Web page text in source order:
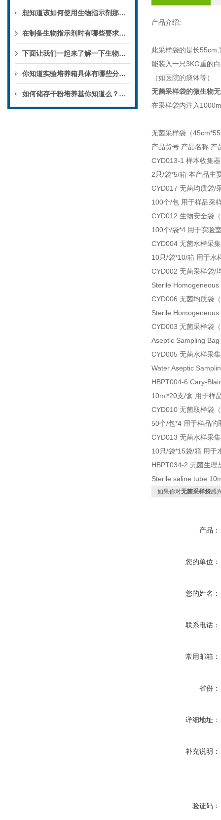
想知道该如何使用生物指示剂那就看看本篇吧
在制备生物指示剂时有哪些要求你知道么
下面让我们一起来了解一下生物指示剂的分类及应用吧
你知道实验培养箱具体有哪些分类么?
如何储存干粉培养基你知道么？一起来了解一下吧
产品介绍:
此采样袋的是长
能装入一只3KG重的
（如医院的痰钵等）
无菌采样袋的微生物
在采样袋内注入
无菌采样袋（
产品货号 产品名称 产
CYD013-1 样本收集
2只/袋*5/箱 本产品主
CYD017 无菌均质袋/
100个/包 用于样品采
CYD012 生物安全袋
100个/袋*4 用于实验
CYD004 无菌水样采
10只/袋*10/箱 用于水
CYD002 无菌采样袋/
Sterile
CYD006 无菌均质袋
Sterile
CYD003 无菌采样袋
Aseptic Sampling
CYD005 无菌水样采
Water Aseptic
HBPT004-6 Cary-
10ml*20支/盒 用于样
CYD010 无菌取样袋
50个/包*4 用于样品的
CYD013 无菌水样采
10只/袋*15袋/箱 用于
HBPT034-2 无菌生理
Sterile saline tube
如果你对无菌采样袋感
产品：
您的单位：
您的姓名：
联系电话：
常用邮箱：
省份：
详细地址：
补充说明：
验证码：